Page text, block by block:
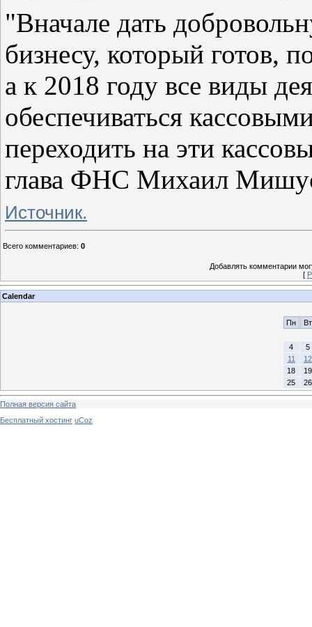
"Вначале дать
бизнесу, который готов,
а к 2018 году все виды
обеспечиваться
переходить на эти
глава ФНС Михаил
Источник.
Всего комментариев: 0
Добавлять комментарии
[
Calendar
Пн Вт
4
5
11
12
18
19
25
26
Полная версия сайта
Бесплатный хостинг uCoz